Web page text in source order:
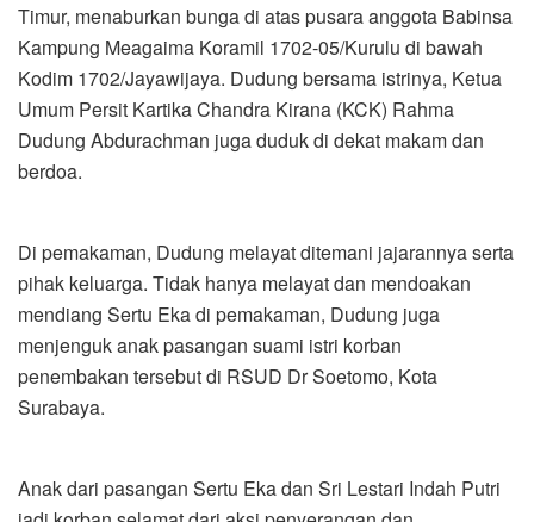
Timur, menaburkan bunga di atas pusara anggota Babinsa
Kampung Meagaima Koramil 1702-05/Kurulu di bawah
Kodim 1702/Jayawijaya. Dudung bersama istrinya, Ketua
Umum Persit Kartika Chandra Kirana (KCK) Rahma
Dudung Abdurachman juga duduk di dekat makam dan
berdoa.
Di pemakaman, Dudung melayat ditemani jajarannya serta
pihak keluarga. Tidak hanya melayat dan mendoakan
mendiang Sertu Eka di pemakaman, Dudung juga
menjenguk anak pasangan suami istri korban
penembakan tersebut di RSUD Dr Soetomo, Kota
Surabaya.
Anak dari pasangan Sertu Eka dan Sri Lestari Indah Putri